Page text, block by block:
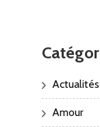
Actualités
Amour